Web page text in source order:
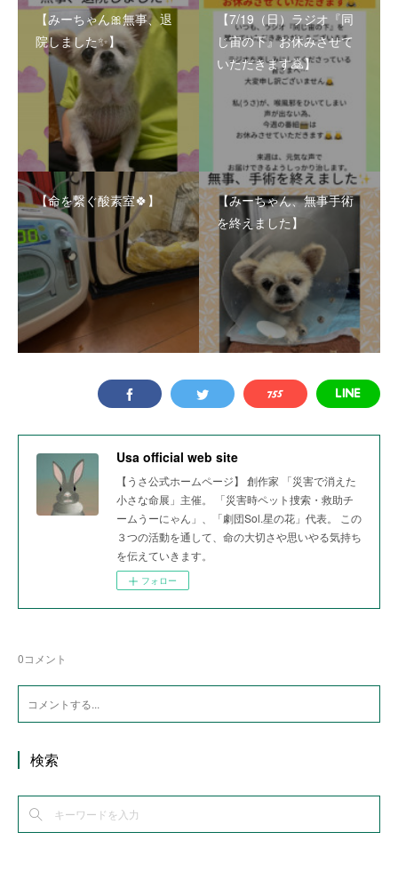
【みーちゃん🎀無事、退
院しました✨】
【7/19（日）ラジオ『同
じ宙の下』お休みさせて
いただきます🙇】
【命を繋ぐ酸素室🍀】
【みーちゃん、無事手術
を終えました】
Usa official web site
【うさ公式ホームページ】 創作家 「災害で消えた
小さな命展」主催。 「災害時ペット捜索・救助チ
ームうーにゃん」、「劇団Sol.星の花」代表。 この
３つの活動を通して、命の大切さや思いやる気持ち
を伝えていきます。
フォロー
0コメント
検索